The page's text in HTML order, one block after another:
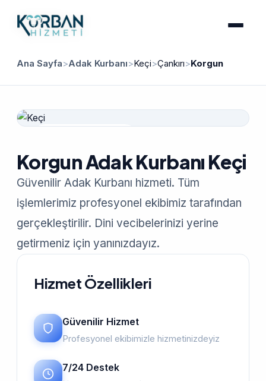
Ana Sayfa>Adak Kurbanı>Keçi>Çankırı>Korgun
Korgun Adak Kurbanı Keçi
Güvenilir Adak Kurbanı hizmeti. Tüm
işlemlerimiz profesyonel ekibimiz tarafından
gerçekleştirilir. Dini vecibelerinizi yerine
getirmeniz için yanınızdayız.
Hizmet Özellikleri
Güvenilir Hizmet
Profesyonel ekibimizle hizmetinizdeyiz
7/24 Destek